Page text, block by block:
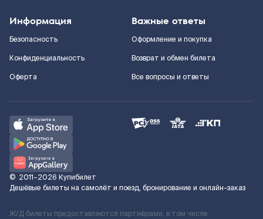
Информация
Безопасность
Конфиденциальность
Оферта
Важные ответы
Оформление и покупка
Возврат и обмен билета
Все вопросы и ответы
© 2011–2026 Купибилет
Дешёвые билеты на самолёт и поезд, бронирование и онлайн-заказ
Ж/Д билеты предоставляются партнёрами, в том числе